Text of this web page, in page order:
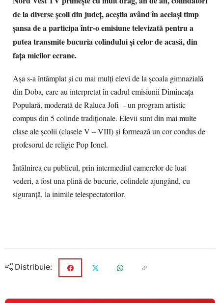
de la diverse școli din județ, aceștia având în același timp
șansa de a participa într-o emisiune televizată pentru a
putea transmite bucuria colindului și celor de acasă, din
fața micilor ecrane.
Așa s-a întâmplat și cu mai mulți elevi de la școala gimnazială
din Doba, care au interpretat în cadrul emisiunii Dimineața
Populară, moderată de Raluca Jofi - un program artistic
compus din 5 colinde tradiționale. Elevii sunt din mai multe
clase ale școlii (clasele V – VIII) și formează un cor condus de
profesorul de religie Pop Ionel.
Întâlnirea cu publicul, prin intermediul camerelor de luat
vederi, a fost una plină de bucurie, colindele ajungând, cu
siguranță, la inimile telespectatorilor.
Distribuie: